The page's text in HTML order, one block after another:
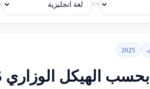
>>
2025
الهيكل الوزاري 2025